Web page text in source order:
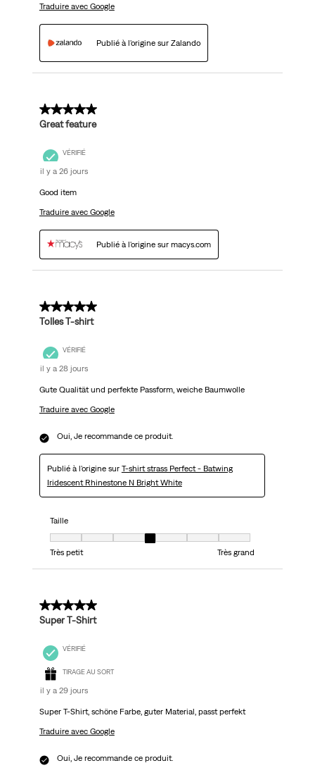
Traduire avec Google
Publié à l'origine sur Zalando
5 sur 5 étoiles.
Great feature
VÉRIFIÉ
il y a 26 jours
Good item
Traduire avec Google
Publié à l'origine sur macys.com
5 sur 5 étoiles.
Tolles T-shirt
VÉRIFIÉ
il y a 28 jours
Gute Qualität und perfekte Passform, weiche Baumwolle
Traduire avec Google
Oui, Je recommande ce produit.
Publié à l'origine sur T-shirt strass Perfect - Batwing
Iridescent Rhinestone N Bright White
Taille
Très petit
Très grand
5 sur 5 étoiles.
Super T-Shirt
VÉRIFIÉ
TIRAGE AU SORT
il y a 29 jours
Super T-Shirt, schöne Farbe, guter Material, passt perfekt
Traduire avec Google
Oui, Je recommande ce produit.